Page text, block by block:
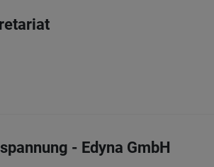
- Edyna GmbH